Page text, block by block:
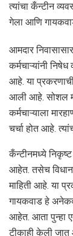
त्यांचा कँन्टीन
गेला आणि
आमदार
कर्मचाऱ्यांनी
आहे. या
आली आहे. सोशल
कर्मचाऱ्याला
चर्चा होत आहे.
कँन्टीनमध्ये निकृष्ट
आहेत. तसेच
माहिती आहे. या
गायकवाड हे
आहेत. आता पुन्हा
टीकाही केली